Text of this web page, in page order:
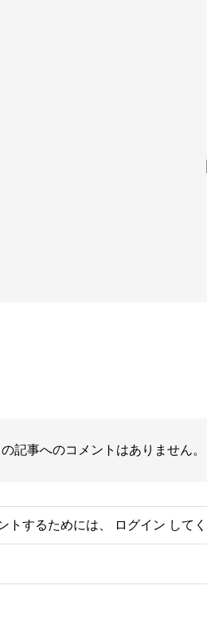
の記事へのコメントはありません。
トするためには、 ログイン して